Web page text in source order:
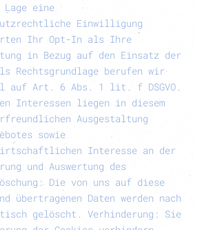
eine
Einwilligung
Ihr Opt-In als Ihre
in Bezug auf den Einsatz der
Rechtsgrundlage berufen wir
auf Art. 6 Abs. 1 lit. f DSGVO.
Interessen liegen in diesem
Ausgestaltung
sowie
Interesse an der
und Auswertung des
Die von uns auf diese
übertragenen Daten werden nach
gelöscht. Verhinderung: Sie